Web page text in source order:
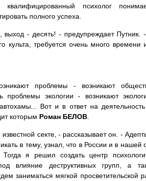
психолог
полного успеха.
выход - десять! - предупреждает Путник.
культа, требуется очень много времени
проблемы - возникают
экологии - возникают
Вот и в ответ на
которым Роман БЕЛОВ
секте, - рассказывает он. -
в тему, узнал, что в России и в нашей
я решил создать центр
влияние деструктивных групп, а
заниматься мягкой просветительской